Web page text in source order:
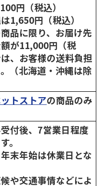
円（税込）
1,650円（税込）
品に限り、お届け先
が11,000円（税
、お客様の送料負担
（北海道・沖縄は除
トストアの商品のみ
付後、7営業日程度
。
末年始は休業日とな
や交通事情などによ